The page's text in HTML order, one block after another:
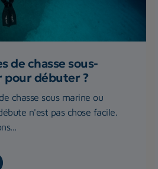
de chasse sous-
pour débuter ?
chasse sous marine ou
n'est pas chose facile.